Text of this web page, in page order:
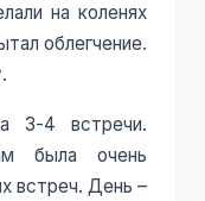
на коленях
облегчение.
3-4 встречи.
была очень
встреч. День –